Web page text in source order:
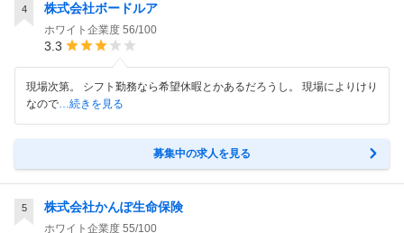
4 株式会社ボードルア
ホワイト企業度 56/100
3.3
現場次第。 シフト勤務なら希望休暇とかあるだろうし。 現場によりけり
なので …続きを見る
募集中の求人を見る
5 株式会社かんぽ生命保険
ホワイト企業度 55/100